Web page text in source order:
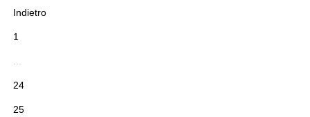
Indietro
1
...
24
25